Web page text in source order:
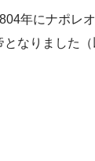
年にナポレ
なりました（